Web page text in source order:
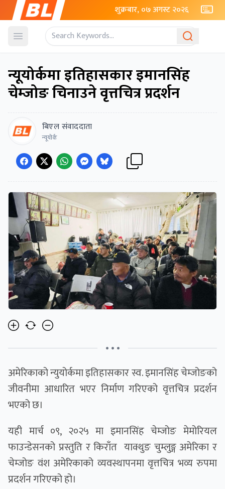
शुक्रबार, ०७ अगस्ट २०२६
Open menu
न्यूयोर्कमा इतिहासकार इमानसिंह
चेम्जोङ चिनाउने वृत्तचित्र प्रदर्शन
बिएल संवाददाता
न्यूयोर्क
• • •
अमेरिकाको न्युयोर्कमा इतिहासकार स्व. इमानसिंह चेम्जोङको
जीवनीमा आधारित भएर निर्माण गरिएको वृत्तचित्र प्रदर्शन
भएको छ।
यही मार्च ०९, २०२५ मा इमानसिंह चेम्जोङ मेमोरियल
फाउन्डेसनको प्रस्तुति र किराँत याक्थुङ चुम्लुङ्ग अमेरिका र
चेम्जोङ वंश अमेरिकाको व्यवस्थापनमा वृत्तचित्र भव्य रुपमा
प्रदर्शन गरिएको हो।